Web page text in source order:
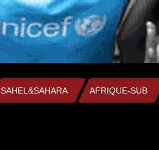
SAHEL&SAHARA AFRIQUE-SUB